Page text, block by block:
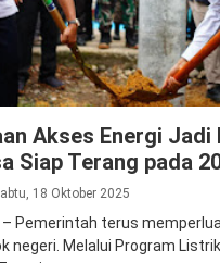
Akses Energi
Siap Terang pada
18 Oktober 2025
– Pemerintah terus
negeri. Melalui Program